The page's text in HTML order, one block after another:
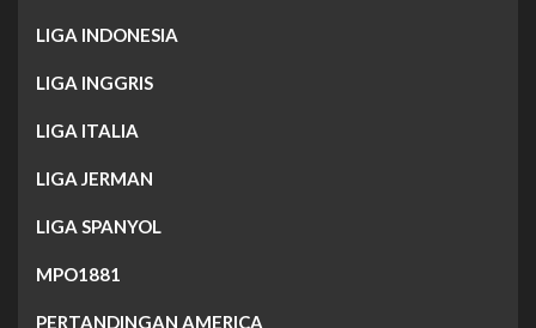
LIGA INDONESIA
LIGA INGGRIS
LIGA ITALIA
LIGA JERMAN
LIGA SPANYOL
MPO1881
PERTANDINGAN AMERICA